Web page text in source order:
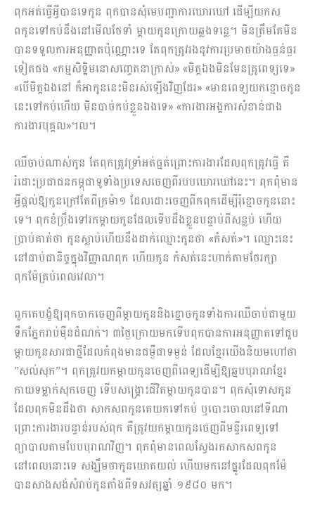
ពុកអត់ធ្វើអ្វីបានទេកូន ពុកបានសុំមេបញ្ជាការឃោរឃៅ ដើម្បីយកស
ពកូនទៅកប់នឹងនៅមើលថែទាំ ម្តាយកូនក្រោយឆ្លងទន្លេ។ មិនត្រឹមតែមិន
បានទទួលការអនុញ្ញាតប៉ុណ្ណោះទេ តែពុកត្រូវរងនូវការប្រមាថយ៉ាងធ្ងន់ធ្ងរ
ទៀតផង «កម្មសិទ្ឋិមនោសញ្ចេតនាក្រាស់» «មិត្តឯងមិនមែនគ្រូពេទ្យទេ»
«បើមិត្តឯងនៅ ក៏អាកូននេះមិនរស់ឡើងវិញដែរ» «មានពេទ្យយកខ្មោចកូន
នេះទៅកប់ហើយ មិនបាច់កប់ខ្លួនឯងទេ» «ការងារអង្គការសំខាន់ជាង
ការងារបុគ្គល»។ល។
ឈឺចាប់ណាស់កូន តែពុកត្រូវទ្រាំអត់ធ្មត់ព្រោះការងារដែលពុកត្រូវធ្វើ គឺ
រំដោះប្រជាជនកម្ពុជាទូទាំងប្រទេសចេញពីរបបឃោរឃៅនេះ។ ពុកពុំមាន
អ្វីផ្តល់ឱ្យកូនក្រៅតែពីក្រម៉ា១ ដែលដោះចេញពីកពុកដើម្បីរុំខ្មោចកូននោះ
ទេ។ ពុកខំប្រឹងទៅរកម្តាយកូនដែលទើបដឹងខ្លួនបន្ទាប់ពីសន្លប់ ហើយ
ប្រាប់គាត់ថា កូនស្លាប់ហើយនឹងដាក់ឈ្មោះកូនថា «កំសត់»។ ឈ្មោះនេះ
នៅជាប់ជានិច្ចក្នុងវិញ្ញាណពុក ហើយកូន កំសត់នេះហាក់តាមថែរក្សា
ពុកម៉ែគ្រប់ពេលវេលា។
ពួកគេបង្ខំឱ្យពុកចាកចេញពីម្តាយកូននិងខ្មោចកូនទាំងការឈឺចាប់ជាមួយ
ទឹកភ្នែករាប់ម៉ឺនដំណក់។ ៣ថ្ងៃក្រោយមកទើបពុកបានការអនុញ្ញាតទៅជួប
ម្តាយកូនសារជាថ្មីដែលកំពុងមានជម្ងឺជាទម្ងន់ ដែលខ្មែរយើងនិយមហៅថា
”សល់សុក”។ ពុកត្រូវយកម្តាយកូនចេញពីពេទ្យដើម្បីឱ្យឆ្មបបុរាណខ្មែរ
កាយទម្លាក់សុកចេញ ទើបសង្គ្រោះជីវិតម្ដាយកូនបាន។ ពុកសុំទោសកូន
ដែលពុកមិនដឹងថា សាកសពកូនគេយកទៅកប់ ឬបោះចោលនៅទីណា
ព្រោះការងារបន្ទាន់របស់ពុក គឺត្រូវយកម្តាយកូនចេញពីមន្ទីរពេទ្យទៅ
ព្យាបាលតាមបែបបុរាណវិញ។ ពុកពុំមានពេលស្វែងរកសាកសពកូន
នៅពេលនោះទេ សង្ឃឹមថាកូនយោគយល់ ហើយមកនៅផ្នូរដែលពុកម៉ែ
បានសាងសង់សំរាប់កូនតាំងពីទសវត្សឆ្នាំ ១៩៨០ មក។